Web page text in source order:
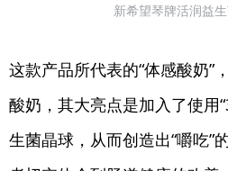
新希望琴牌活润益
这款产品所代表的“体感酸奶”
酸奶，其大亮点是加入了使用
生菌晶球，从而创造出“嚼吃”